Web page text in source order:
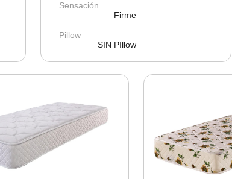
Sensación
Firme
Pillow
SIN PIllow